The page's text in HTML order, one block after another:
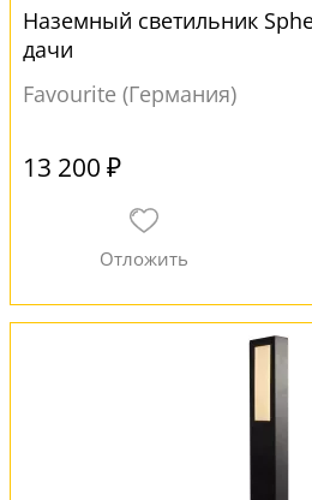
Наземный светильник
дачи
Favourite (Германия)
13 200 ₽